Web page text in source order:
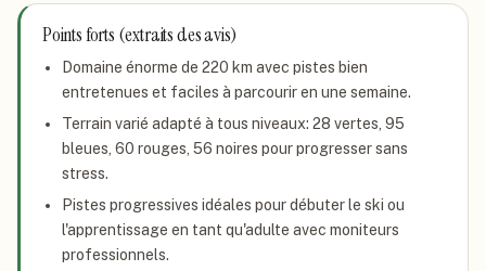
Points forts (extraits des avis)
Domaine énorme de 220 km avec pistes bien
entretenues et faciles à parcourir en une semaine.
Terrain varié adapté à tous niveaux: 28 vertes, 95
bleues, 60 rouges, 56 noires pour progresser sans
stress.
Pistes progressives idéales pour débuter le ski ou
l'apprentissage en tant qu'adulte avec moniteurs
professionnels.